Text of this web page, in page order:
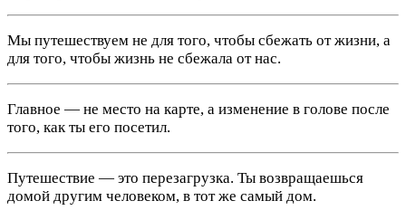
Мы путешествуем не для того, чтобы сбежать от жизни, а
для того, чтобы жизнь не сбежала от нас.
Главное — не место на карте, а изменение в голове после
того, как ты его посетил.
Путешествие — это перезагрузка. Ты возвращаешься
домой другим человеком, в тот же самый дом.